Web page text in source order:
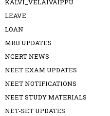
KALVI_VELAIVAIPPU
LEAVE
LOAN
MRB UPDATES
NCERT NEWS
NEET EXAM UPDATES
NEET NOTIFICATIONS
NEET STUDY MATERIALS
NET-SET UPDATES